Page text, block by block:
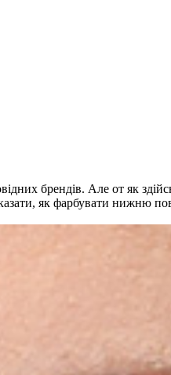
брендів. Але от як
як фарбувати нижню